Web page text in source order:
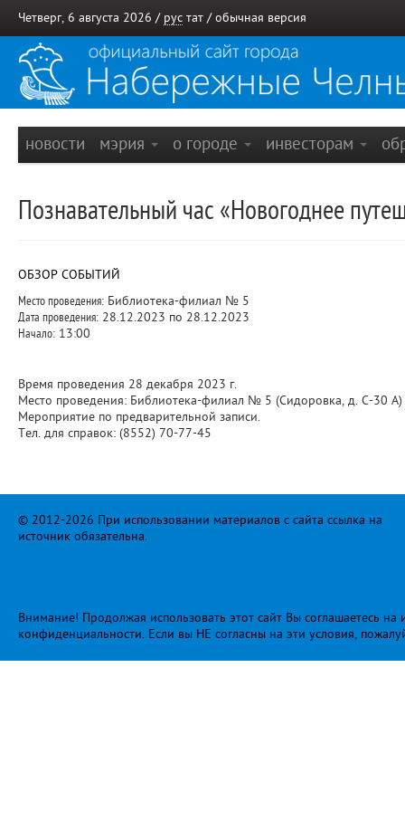
Четверг, 6 августа 2026 / рус тат / обычная версия
новости мэрия о городе инвесторам
Познавательный час «Новогоднее
ОБЗОР СОБЫТИЙ
Место проведения: Библиотека-филиал № 5
Дата проведения: 28.12.2023 по 28.12.2023
Начало: 13:00
Время проведения 28 декабря 2023 г.
Место проведения: Библиотека-филиал № 5 (Сидоровка, д. С-30 А)
Мероприятие по предварительной записи.
Тел. для справок: (8552) 70-77-45
© 2012-2026 При использовании материалов с сайта ссылка на
источник обязательна.
Внимание! Продолжая использовать этот сайт Вы соглашаетесь
конфиденциальности. Если вы НЕ согласны на эти условия,